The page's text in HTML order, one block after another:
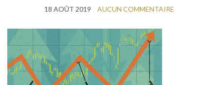
18 AOÛT 2019 AUCUN COMMENTAIRE